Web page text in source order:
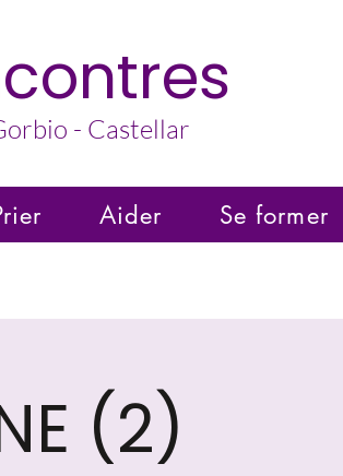
- Castellar
Aider Se former
(2)